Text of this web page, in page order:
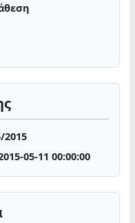
2015
05-11 00:00:00